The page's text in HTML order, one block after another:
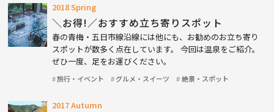
2018 Spring
＼お得!／おすすめ立ち寄りスポット
春の青梅・五日市線沿線には他にも、お勧めのお立ち寄り
スポットが数多く点在しています。 今回は温泉をご紹介。
ぜひ一度、足をお運びください。
旅行・イベント グルメ・スイーツ 絶景・スポット
2017 Autumn